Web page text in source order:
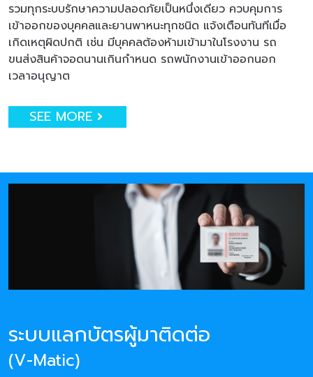
รวมทุกระบบรักษาความปลอดภัยเป็นหนึ่งเดียว ควบคุมการ
เข้าออกของบุคคลและยานพาหนะทุกชนิด แจ้งเตือนทันทีเมื่อ
เกิดเหตุผิดปกติ เช่น มีบุคคลต้องห้ามเข้ามาในโรงงาน รถ
ขนส่งสินค้าจอดนานเกินกำหนด รถพนักงานเข้าออกนอก
เวลาอนุญาต
SEE MORE
ระบบแลกบัตรผู้มาติดต่อ
(V-Matic)